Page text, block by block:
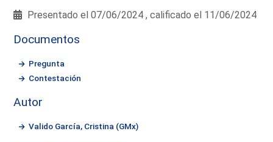
Presentado el 07/06/2024 , calificado el 11/06/2024
Documentos
Pregunta
Contestación
Autor
Valido García, Cristina (GMx)